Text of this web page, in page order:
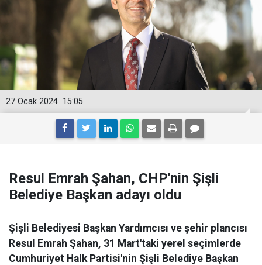
15:05
27 Ocak 2024
Resul Emrah Şahan, CHP'nin Şişli
Belediye Başkan adayı oldu
Şişli Belediyesi Başkan Yardımcısı ve şehir plancısı
Resul Emrah Şahan, 31 Mart'taki yerel seçimlerde
Cumhuriyet Halk Partisi'nin Şişli Belediye Başkan